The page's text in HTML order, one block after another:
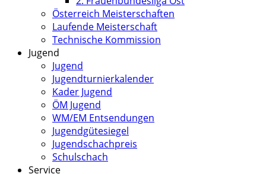
Österreich Meisterschaften
Laufende Meisterschaft
Technische Kommission
Jugend
Jugend
Jugendturnierkalender
Kader Jugend
ÖM Jugend
WM/EM Entsendungen
Jugendgütesiegel
Jugendschachpreis
Schulschach
Service